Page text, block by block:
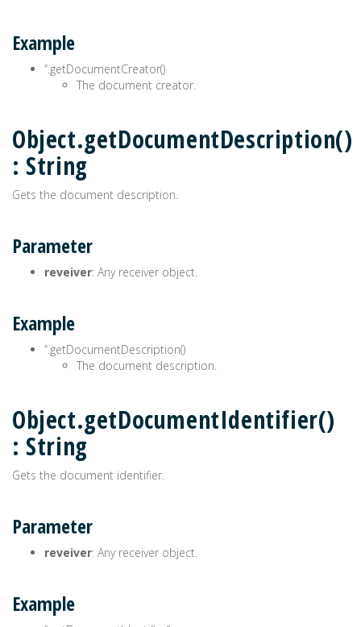
Example
’‘.getDocumentCreator()
The document creator.
Object.getDocumentDescription()
: String
Gets the document description.
Parameter
reveiver: Any receiver object.
Example
’‘.getDocumentDescription()
The document description.
Object.getDocumentIdentifier()
: String
Gets the document identifier.
Parameter
reveiver: Any receiver object.
Example